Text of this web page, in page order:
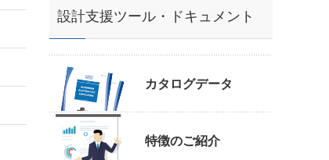
設計支援ツール・ドキュメント
カタログデータ
特徴のご紹介